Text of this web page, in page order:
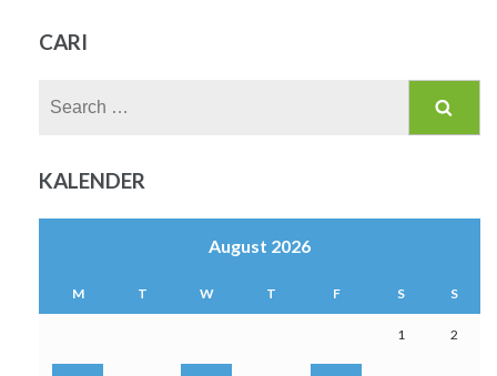
CARI
KALENDER
August 2026
M T W T F S S
1 2